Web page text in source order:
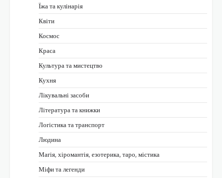
Їжа та кулінарія
Квіти
Космос
Краса
Культура та мистецтво
Кухня
Лікувальні засоби
Література та книжки
Логістика та транспорт
Людина
Магія, хіромантія, езотерика, таро, містика
Міфи та легенди